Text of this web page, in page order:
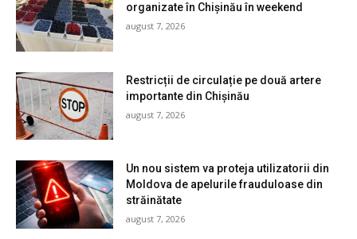
organizate în Chișinău în weekend
august 7, 2026
Restricții de circulație pe două artere
importante din Chișinău
august 7, 2026
Un nou sistem va proteja utilizatorii din
Moldova de apelurile frauduloase din
străinătate
august 7, 2026